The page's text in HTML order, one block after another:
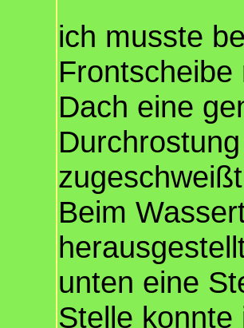
ich musste
Dach eine
Beim
unten eine
Stelle konnte